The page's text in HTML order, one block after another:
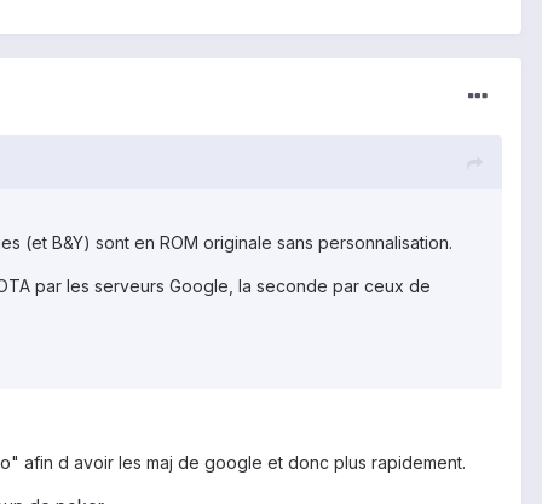
(et B&Y) sont en ROM originale sans personnalisation.
par les serveurs Google, la seconde par ceux de
afin d avoir les maj de google et donc plus rapidement.